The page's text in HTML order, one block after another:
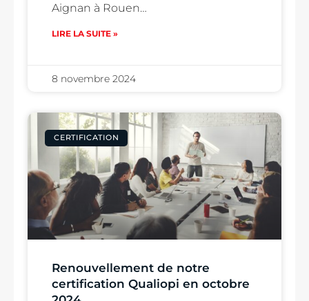
Aignan à Rouen…
LIRE LA SUITE »
8 novembre 2024
CERTIFICATION
Renouvellement de notre
certification Qualiopi en octobre